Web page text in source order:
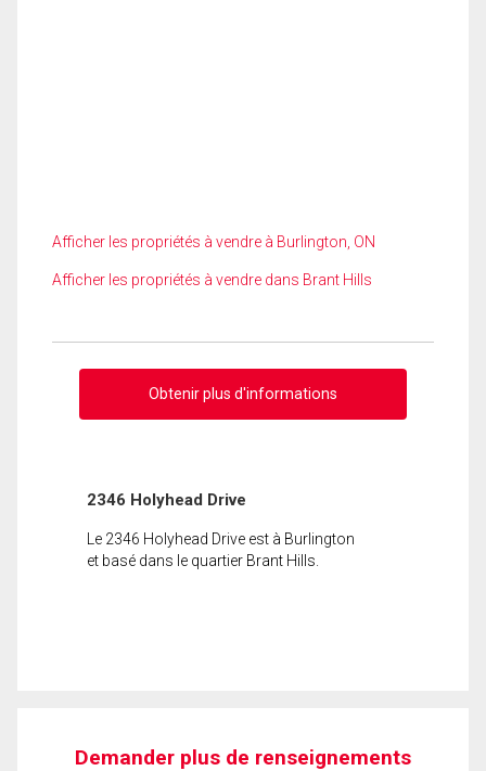
Afficher les propriétés à vendre à Burlington, ON
Afficher les propriétés à vendre dans Brant Hills
Obtenir plus d'informations
2346 Holyhead Drive
Le 2346 Holyhead Drive est à Burlington
et basé dans le quartier Brant Hills.
Demander plus de renseignements